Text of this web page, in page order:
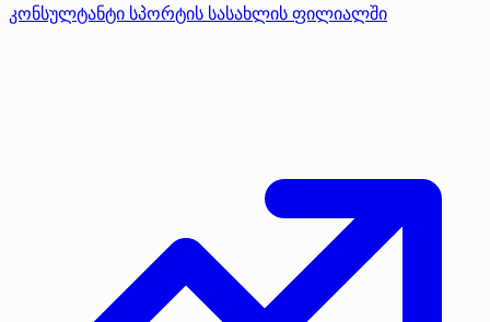
კონსულტანტი სპორტის სასახლის ფილიალში